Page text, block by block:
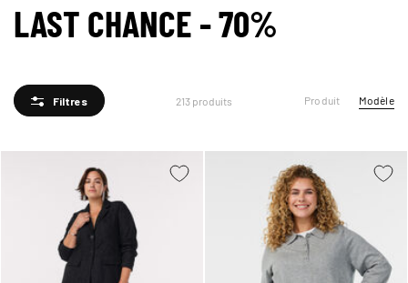
LAST CHANCE - 70%
Filtres 213 produits Produit Modèle